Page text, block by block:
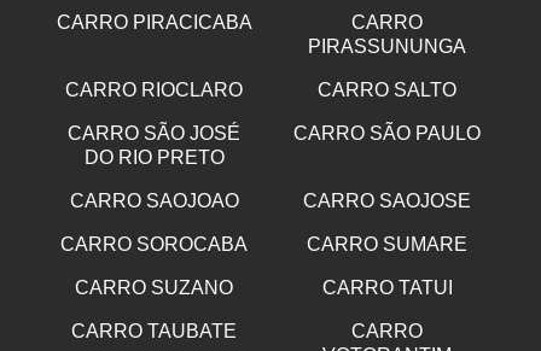
CARRO PIRACICABA
CARRO
PIRASSUNUNGA
CARRO RIOCLARO CARRO SALTO
CARRO SÃO JOSÉ
DO RIO PRETO
CARRO SÃO PAULO
CARRO SAOJOAO CARRO SAOJOSE
CARRO SOROCABA CARRO SUMARE
CARRO SUZANO CARRO TATUI
CARRO TAUBATE
CARRO